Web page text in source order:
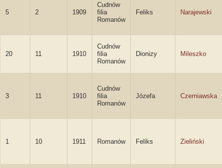
5 2 1909
Cudnów
filia
Romanów
Feliks Narajewski
20 11 1910
Cudnów
filia
Romanów
Dionizy Mileszko
3 11 1910
Cudnów
filia
Romanów
Józefa Czerniawska
1 10 1911 Romanów Feliks Zieliński